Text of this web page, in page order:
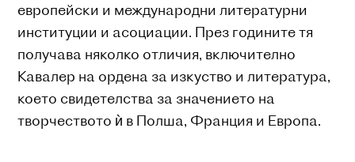
европейски и международни литературни
институции и асоциации. През годините тя
получава няколко отличия, включително
Кавалер на ордена за изкуство и литература,
което свидетелства за значението на
творчеството ѝ в Полша, Франция и Европа.